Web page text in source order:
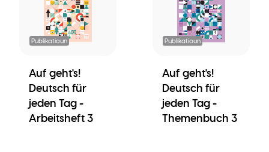
Publikatioun
Auf geht's!
Deutsch für
jeden Tag -
Arbeitsheft 3
Publikatioun
Auf geht's!
Deutsch für
jeden Tag -
Themenbuch 3